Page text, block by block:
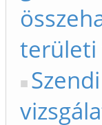
területi